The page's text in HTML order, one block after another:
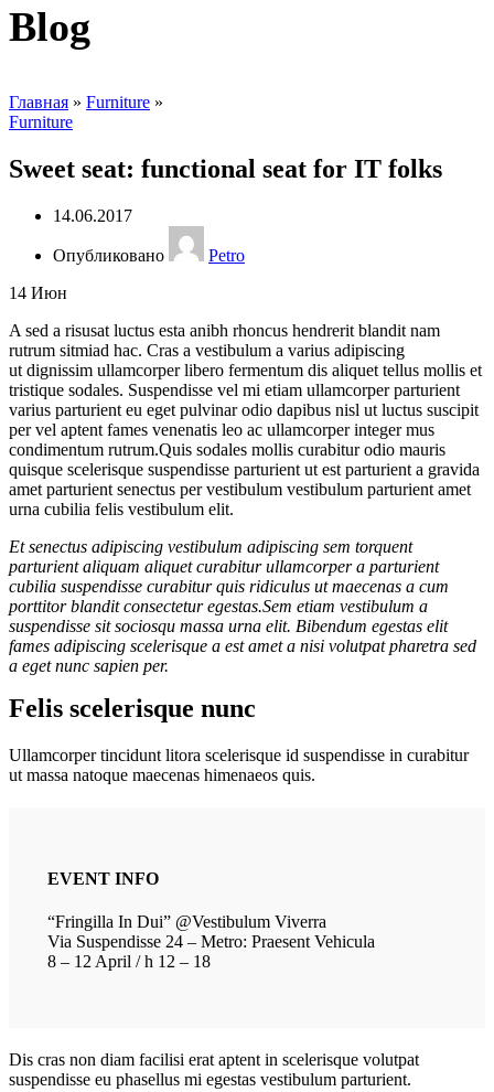
Blog
Главная » Furniture »
Furniture
Sweet seat: functional seat for IT folks
14.06.2017
Опубликовано
Petro
14 Июн
A sed a risusat luctus esta anibh rhoncus hendrerit blandit nam
rutrum sitmiad hac. Cras a vestibulum a varius adipiscing
ut dignissim ullamcorper libero fermentum dis aliquet tellus mollis et
tristique sodales. Suspendisse vel mi etiam ullamcorper parturient
varius parturient eu eget pulvinar odio dapibus nisl ut luctus suscipit
per vel aptent fames venenatis leo ac ullamcorper integer mus
condimentum rutrum.Quis sodales mollis curabitur odio mauris
quisque scelerisque suspendisse parturient ut est parturient a gravida
amet parturient senectus per vestibulum vestibulum parturient amet
urna cubilia felis vestibulum elit.
Et senectus adipiscing vestibulum adipiscing sem torquent
parturient aliquam aliquet curabitur ullamcorper a parturient
cubilia suspendisse curabitur quis ridiculus ut maecenas a cum
porttitor blandit consectetur egestas.Sem etiam vestibulum a
suspendisse sit sociosqu massa urna elit. Bibendum egestas elit
fames adipiscing scelerisque a est amet a nisi volutpat pharetra sed
a eget nunc sapien per.
Felis scelerisque nunc
Ullamcorper tincidunt litora scelerisque id suspendisse in curabitur
ut massa natoque maecenas himenaeos quis.
EVENT INFO
“Fringilla In Dui” @Vestibulum Viverra
Via Suspendisse 24 – Metro: Praesent Vehicula
8 – 12 April / h 12 – 18
Dis cras non diam facilisi erat aptent in scelerisque volutpat
suspendisse eu phasellus mi egestas vestibulum parturient.